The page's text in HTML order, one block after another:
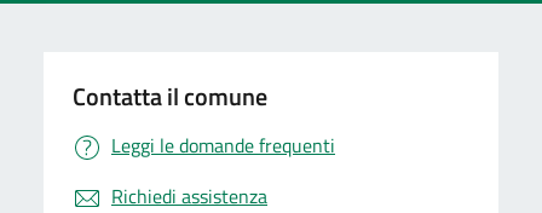
Contatta il comune
Leggi le domande frequenti
Richiedi assistenza